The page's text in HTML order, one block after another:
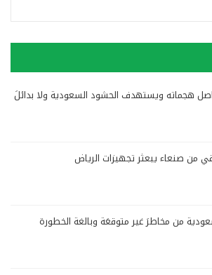
هجماته ويستهدف الحشود السعودية ولا بدائلَ
من صنعاء يبعثر تجهيزات الرياض
من مخاطرَ غير متوقعَة وبالغة الخطورة